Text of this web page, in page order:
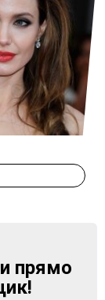
прямо